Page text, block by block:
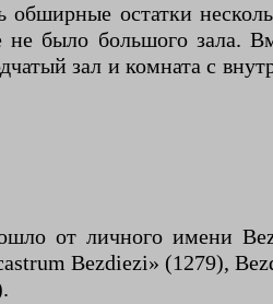
остатки
было большого зала.
зал и комната с
от личного имени
Bezdiezi» (1279),